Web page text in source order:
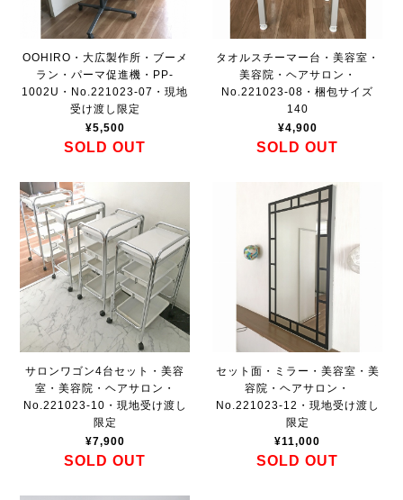
OOHIRO・大広製作所・ブーメ
ラン・パーマ促進機・PP-
1002U・No.221023-07・現地
受け渡し限定
¥5,500
SOLD OUT
タオルスチーマー台・美容室・
美容院・ヘアサロン・
No.221023-08・梱包サイズ
140
¥4,900
SOLD OUT
サロンワゴン4台セット・美容
室・美容院・ヘアサロン・
No.221023-10・現地受け渡し
限定
¥7,900
SOLD OUT
セット面・ミラー・美容室・美
容院・ヘアサロン・
No.221023-12・現地受け渡し
限定
¥11,000
SOLD OUT